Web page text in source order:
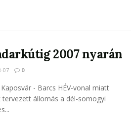
2007 nyarán
07 0
- Barcs HÉV-vonal miatt
állomás a dél-somogyi